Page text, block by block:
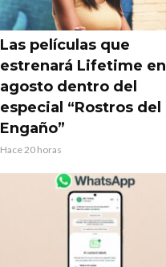
Las películas que
estrenará Lifetime en
agosto dentro del
especial “Rostros del
Engaño”
Hace 20 horas